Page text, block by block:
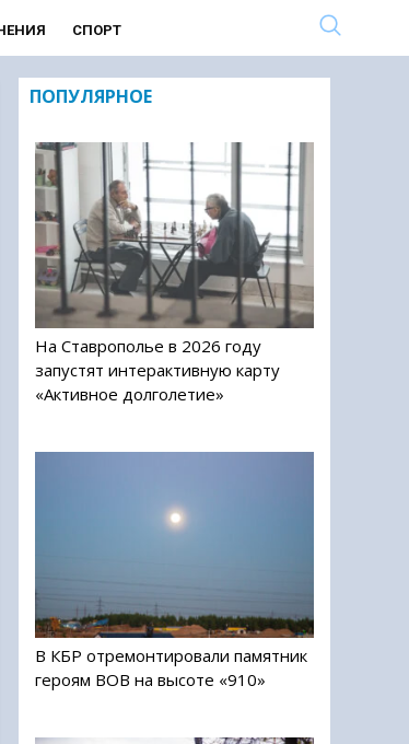
СПОРТ
ПОПУЛЯРНОЕ
На Ставрополье в 2026 году
запустят интерактивную карту
«Активное долголетие»
В КБР отремонтировали памятник
героям ВОВ на высоте «910»